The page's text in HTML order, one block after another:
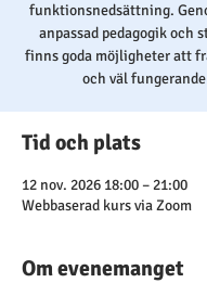
funktionsnedsättning.
anpassad pedagogik och
finns goda möjligheter att
och väl
Tid och plats
12 nov. 2026 18:00 – 21:00
Webbaserad kurs via Zoom
Om evenemanget